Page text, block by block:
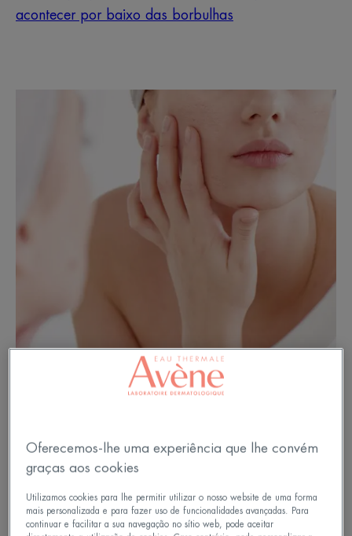
acontecer por baixo das borbulhas
Oferecemos-lhe uma experiência que lhe convém
graças aos cookies
Utilizamos cookies para lhe permitir utilizar o nosso website de uma forma
mais personalizada e para fazer uso de funcionalidades avançadas. Para
continuar e facilitar a sua navegação no sítio web, pode aceitar